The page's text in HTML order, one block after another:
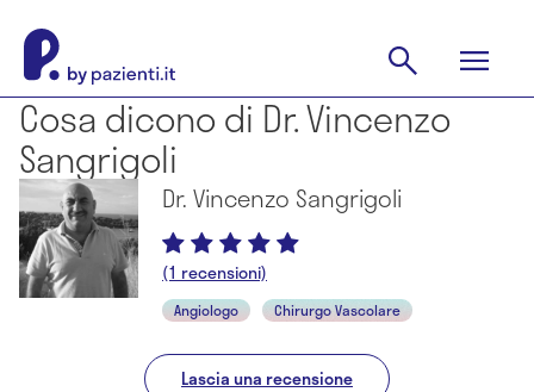
Cosa dicono di Dr. Vincenzo
Sangrigoli
Dr. Vincenzo Sangrigoli
(1 recensioni)
Angiologo Chirurgo Vascolare
Lascia una recensione